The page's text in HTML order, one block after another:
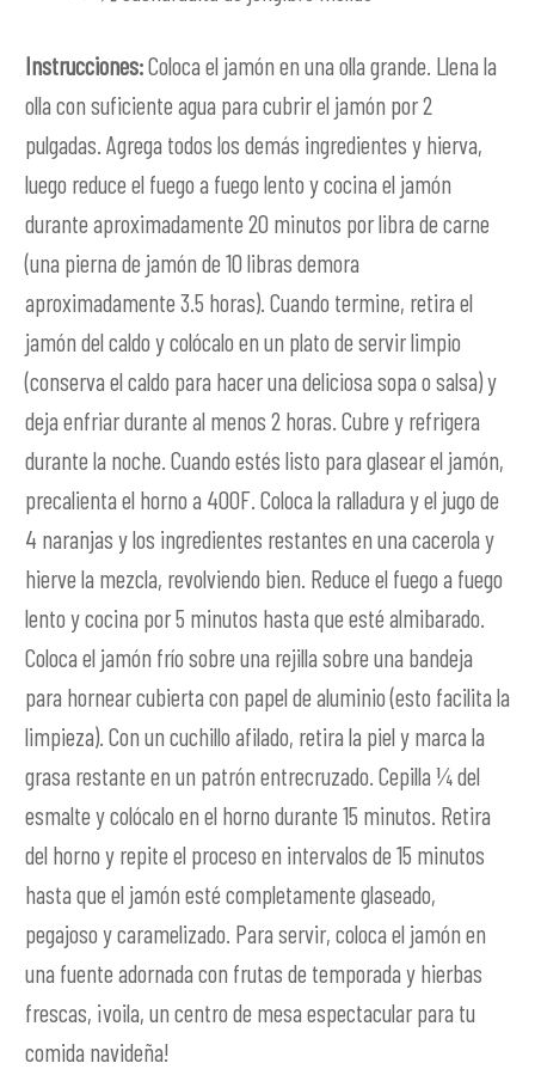
Instrucciones:Coloca el jamón en una olla grande. Llena la
olla con suficiente agua para cubrir el jamón por 2
pulgadas. Agrega todos los demás ingredientes y hierva,
luego reduce el fuego a fuego lento y cocina el jamón
durante aproximadamente 20 minutos por libra de carne
(una pierna de jamón de 10 libras demora
aproximadamente 3.5 horas). Cuando termine, retira el
jamón del caldo y colócalo en un plato de servir limpio
(conserva el caldo para hacer una deliciosa sopa o salsa) y
deja enfriar durante al menos 2 horas. Cubre y refrigera
durante la noche. Cuando estés listo para glasear el jamón,
precalienta el horno a 400F. Coloca la ralladura y el jugo de
4 naranjas y los ingredientes restantes en una cacerola y
hierve la mezcla, revolviendo bien. Reduce el fuego a fuego
lento y cocina por 5 minutos hasta que esté almibarado.
Coloca el jamón frío sobre una rejilla sobre una bandeja
para hornear cubierta con papel de aluminio (esto facilita la
limpieza). Con un cuchillo afilado, retira la piel y marca la
grasa restante en un patrón entrecruzado. Cepilla ¼ del
esmalte y colócalo en el horno durante 15 minutos. Retira
del horno y repite el proceso en intervalos de 15 minutos
hasta que el jamón esté completamente glaseado,
pegajoso y caramelizado. Para servir, coloca el jamón en
una fuente adornada con frutas de temporada y hierbas
frescas, ¡voila, un centro de mesa espectacular para tu
comida navideña!